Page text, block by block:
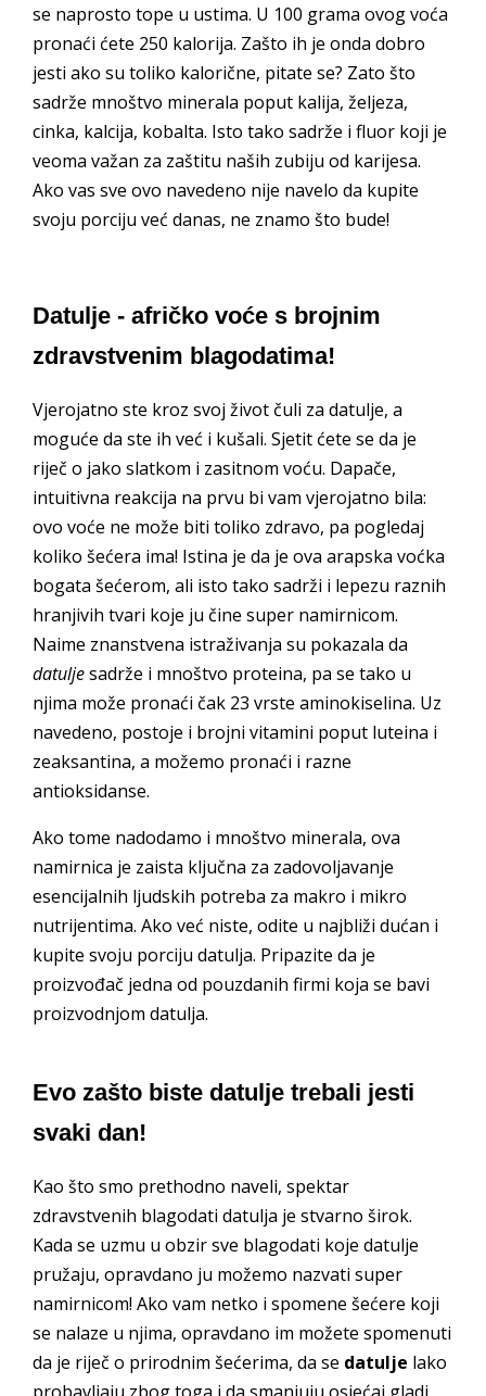
se naprosto tope u ustima. U 100 grama ovog voća
pronaći ćete 250 kalorija. Zašto ih je onda dobro
jesti ako su toliko kalorične, pitate se? Zato što
sadrže mnoštvo minerala poput kalija, željeza,
cinka, kalcija, kobalta. Isto tako sadrže i fluor koji je
veoma važan za zaštitu naših zubiju od karijesa.
Ako vas sve ovo navedeno nije navelo da kupite
svoju porciju već danas, ne znamo što bude!
Datulje - afričko voće s brojnim
zdravstvenim blagodatima!
Vjerojatno ste kroz svoj život čuli za datulje, a
moguće da ste ih već i kušali. Sjetit ćete se da je
riječ o jako slatkom i zasitnom voću. Dapače,
intuitivna reakcija na prvu bi vam vjerojatno bila:
ovo voće ne može biti toliko zdravo, pa pogledaj
koliko šećera ima! Istina je da je ova arapska voćka
bogata šećerom, ali isto tako sadrži i lepezu raznih
hranjivih tvari koje ju čine super namirnicom.
Naime znanstvena istraživanja su pokazala da
datuljesadrže i mnoštvo proteina, pa se tako u
njima može pronaći čak 23 vrste aminokiselina. Uz
navedeno, postoje i brojni vitamini poput luteina i
zeaksantina, a možemo pronaći i razne
antioksidanse.
Ako tome nadodamo i mnoštvo minerala, ova
namirnica je zaista ključna za zadovoljavanje
esencijalnih ljudskih potreba za makro i mikro
nutrijentima. Ako već niste, odite u najbliži dućan i
kupite svoju porciju datulja. Pripazite da je
proizvođač jedna od pouzdanih firmi koja se bavi
proizvodnjom datulja.
Evo zašto biste datulje trebali jesti
svaki dan!
Kao što smo prethodno naveli, spektar
zdravstvenih blagodati datulja je stvarno širok.
Kada se uzmu u obzir sve blagodati koje datulje
pružaju, opravdano ju možemo nazvati super
namirnicom! Ako vam netko i spomene šećere koji
se nalaze u njima, opravdano im možete spomenuti
da je riječ o prirodnim šećerima, da se datulje lako